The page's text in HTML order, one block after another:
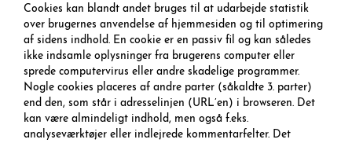
Cookies kan blandt andet bruges til at udarbejde statistik
over brugernes anvendelse af hjemmesiden og til optimering
af sidens indhold. En cookie er en passiv fil og kan således
ikke indsamle oplysninger fra brugerens computer eller
sprede computervirus eller andre skadelige programmer.
Nogle cookies placeres af andre parter (såkaldte 3. parter)
end den, som står i adresselinjen (URL’en) i browseren. Det
kan være almindeligt indhold, men også f.eks.
analyseværktøjer eller indlejrede kommentarfelter. Det